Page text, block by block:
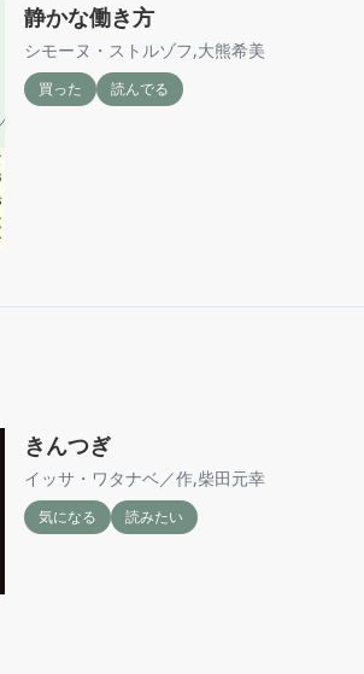
静かな働き方
シモーヌ・ストルゾフ,大熊希美
買った 読んでる
きんつぎ
イッサ・ワタナベ／作,柴田元幸
気になる 読みたい